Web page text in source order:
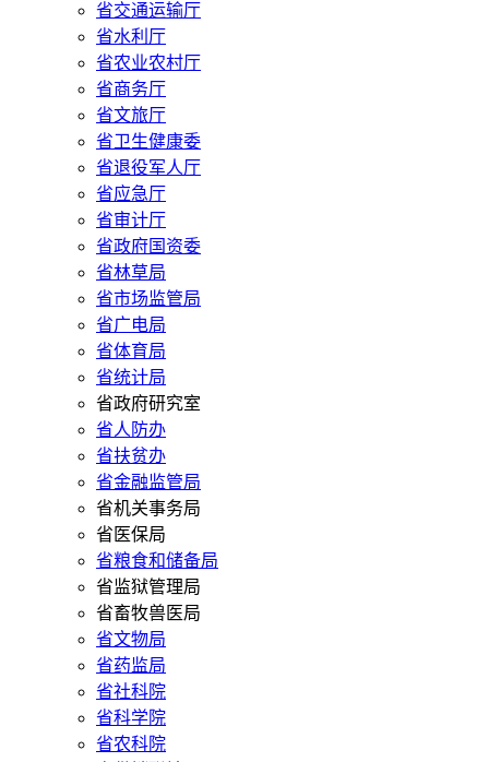
省交通运输厅
省水利厅
省农业农村厅
省商务厅
省文旅厅
省卫生健康委
省退役军人厅
省应急厅
省审计厅
省政府国资委
省林草局
省市场监管局
省广电局
省体育局
省统计局
省政府研究室
省人防办
省扶贫办
省金融监管局
省机关事务局
省医保局
省粮食和储备局
省监狱管理局
省畜牧兽医局
省文物局
省药监局
省社科院
省科学院
省农科院